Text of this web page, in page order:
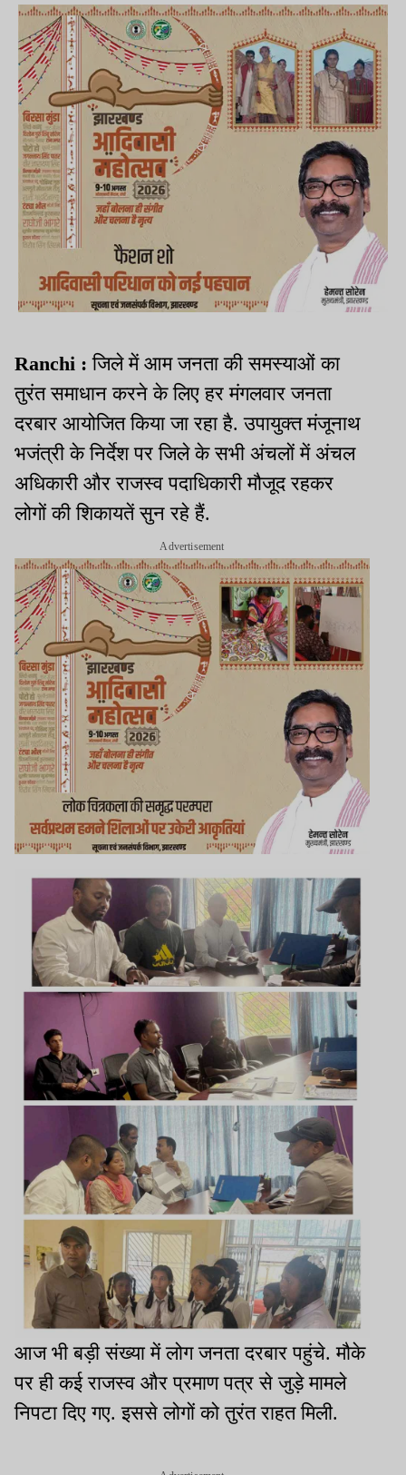
Ranchi :जिले में आम जनता की समस्याओं का
तुरंत समाधान करने के लिए हर मंगलवार जनता
दरबार आयोजित किया जा रहा है. उपायुक्त मंजूनाथ
भजंत्री के निर्देश पर जिले के सभी अंचलों में अंचल
अधिकारी और राजस्व पदाधिकारी मौजूद रहकर
लोगों की शिकायतें सुन रहे हैं.
Advertisement
आज भी बड़ी संख्या में लोग जनता दरबार पहुंचे. मौके
पर ही कई राजस्व और प्रमाण पत्र से जुड़े मामले
निपटा दिए गए. इससे लोगों को तुरंत राहत मिली.